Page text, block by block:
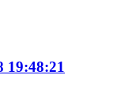
19:48:21